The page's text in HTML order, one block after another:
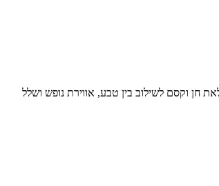
חן וקסם לשילוב בין טבע, אווירת נופש ושלל